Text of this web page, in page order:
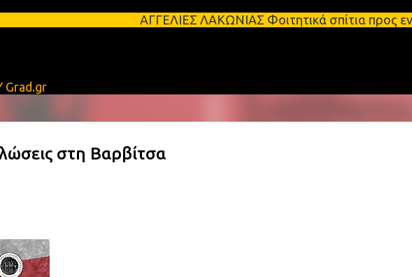
Μετάβαση στο κύριο περιεχόμενο
ΑΓΓΕΛΙΕΣ ΛΑΚΩΝΙΑΣ Φοιτητικά σπίτια προς ενοικίαση
στη Βαρβίτσα